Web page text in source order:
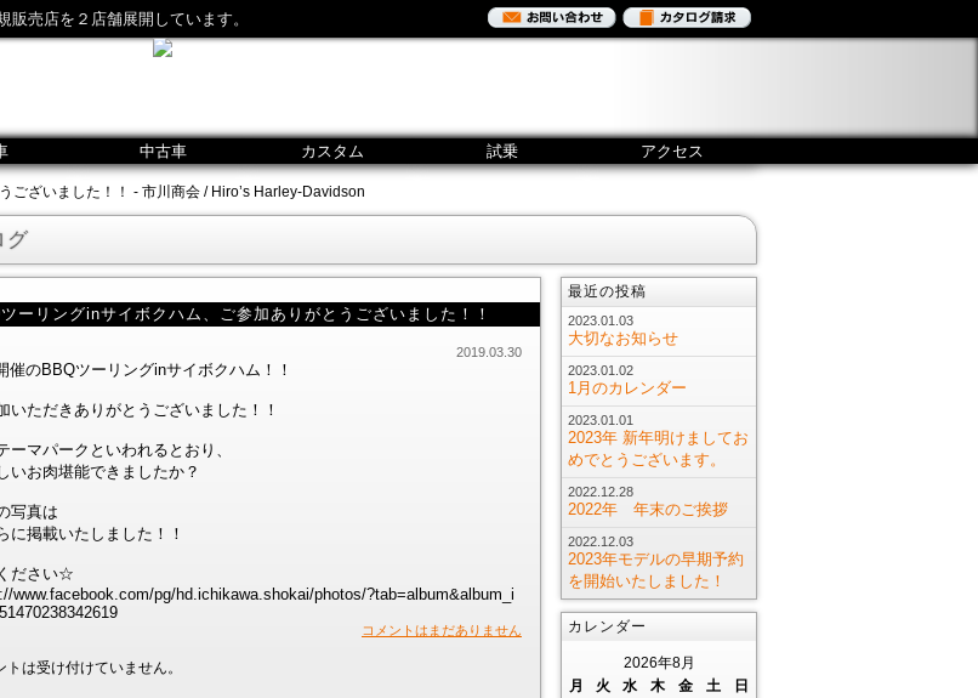
売店を２店舗展開しています。
中古車 カスタム 試乗 アクセス
ございました！！ - 市川商会 / Hiro’s Harley-Davidson
グ
ーリングinサイボクハム、ご参加ありがとうございました！！
2019.03.30
催のBBQツーリングinサイボクハム！！
いただきありがとうございました！！
ーマパークといわれるとおり、
いお肉堪能できましたか？
写真は
に掲載いたしました！！
ださい☆
www.facebook.com/pg/hd.ichikawa.shokai/photos/?tab=album&album_i
コメントはまだありません
トは受け付けていません。
最近の投稿
2023.01.03
大切なお知らせ
2023.01.02
1月のカレンダー
2023.01.01
2023年 新年明けましてお
めでとうございます。
2022.12.28
2022年 年末のご挨拶
2022.12.03
2023年モデルの早期予約
を開始いたしました！
カレンダー
2026年8月
月
火 水 木 金 土 日